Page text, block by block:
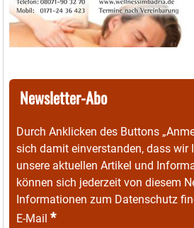
Newsletter-Abo
Durch Anklicken des Buttons
sich damit einverstanden, dass wir
unsere aktuellen Artikel und
können sich jederzeit von diesem
Informationen zum Datenschutz
E-Mail *